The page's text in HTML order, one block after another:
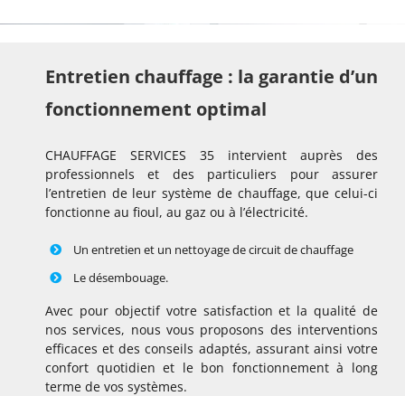
Entretien chauffage : la garantie d’un
fonctionnement optimal
CHAUFFAGE SERVICES 35 intervient auprès des
professionnels et des particuliers pour assurer
l’entretien de leur système de chauffage, que celui-ci
fonctionne au fioul, au gaz ou à l’électricité.
Un entretien et un nettoyage de circuit de chauffage
Le désembouage.
Avec pour objectif votre satisfaction et la qualité de
nos services, nous vous proposons des interventions
efficaces et des conseils adaptés, assurant ainsi votre
confort quotidien et le bon fonctionnement à long
terme de vos systèmes.